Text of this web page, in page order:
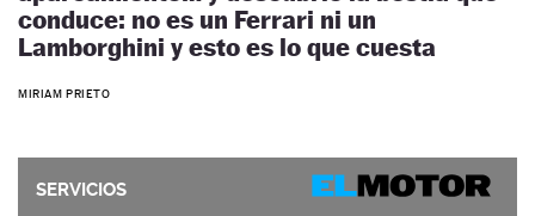
conduce: no es un Ferrari ni un
Lamborghini y esto es lo que cuesta
MIRIAM PRIETO